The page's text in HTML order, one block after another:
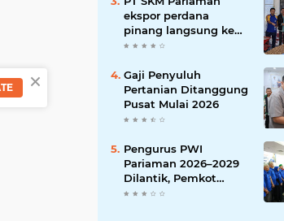
ekspor perdana
pinang langsung ke
India
Gaji Penyuluh
Pertanian Ditanggung
Pusat Mulai 2026
Pengurus PWI
Pariaman 2026–2029
Dilantik, Pemkot
Tekankan Sinergi dan
×